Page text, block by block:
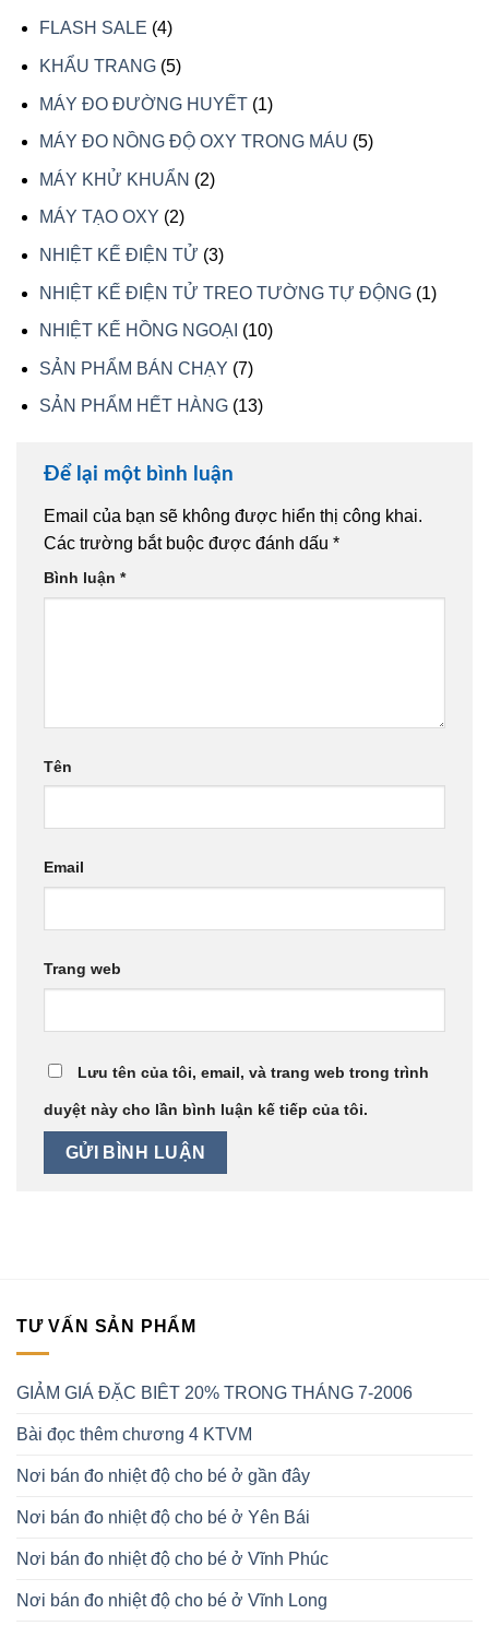
sản
FLASH SALE 44
sản
phẩm
KHẨU TRANG 55
MÁY ĐO ĐƯỜNG HUYẾT 11
sản
MÁY ĐO NỒNG ĐỘ OXY TRONG MÁU 55
MÁY KHỬ KHUẨN 22
MÁY TẠO OXY 22
sản
phẩm
NHIỆT KẾ ĐIỆN TỬ 33
NHIỆT KẾ ĐIỆN TỬ TREO TƯỜNG TỰ ĐỘNG 11
NHIỆT KẾ HỒNG NGOẠI 1010
SẢN PHẨM BÁN CHẠY 77
sản
SẢN PHẨM HẾT HÀNG 1313
Để lại một bình luận
Email của bạn sẽ không được hiển thị công khai.
Các trường bắt buộc được đánh dấu *
Bình luận *
Tên
Email
Trang web
Lưu tên của tôi, email, và trang web trong trình
duyệt này cho lần bình luận kế tiếp của tôi.
TƯ VẤN SẢN PHẨM
GIẢM GIÁ ĐẶC BIÊT 20% TRONG THÁNG 7-2006
Bài đọc thêm chương 4 KTVM
Nơi bán đo nhiệt độ cho bé ở gần đây
Nơi bán đo nhiệt độ cho bé ở Yên Bái
Nơi bán đo nhiệt độ cho bé ở Vĩnh Phúc
Nơi bán đo nhiệt độ cho bé ở Vĩnh Long